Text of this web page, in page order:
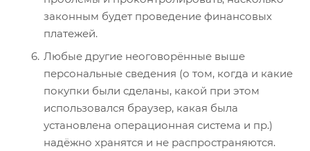
законным будет проведение финансовых
платежей.
Любые другие неоговорённые выше
персональные сведения (о том, когда и какие
покупки были сделаны, какой при этом
использовался браузер, какая была
установлена операционная система и пр.)
надёжно хранятся и не распространяются.